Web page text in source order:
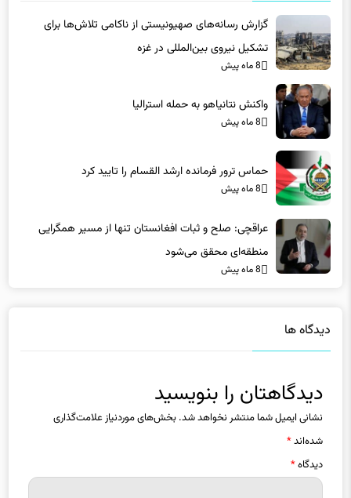
گزارش رسانه‌های صهیونیستی از ناکامی تلاش‌ها برای
تشکیل نیروی بین‌المللی در غزه
8 ماه پیش
واکنش نتانیاهو به حمله استرالیا
8 ماه پیش
حماس ترور فرمانده ارشد القسام را تایید کرد
8 ماه پیش
عراقچی: صلح و ثبات افغانستان تنها از مسیر همگرایی
منطقه‌ای محقق می‌شود
8 ماه پیش
دیدگاه ها
دیدگاهتان را بنویسید
نشانی ایمیل شما منتشر نخواهد شد. بخش‌های موردنیاز علامت‌گذاری
شده‌اند*
دیدگاه*